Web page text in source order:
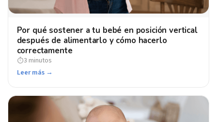
Por qué sostener a tu bebé en posición vertical
después de alimentarlo y cómo hacerlo
correctamente
⏱3 minutos
Leer más →